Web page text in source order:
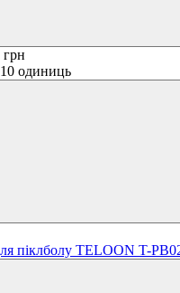
грн
10 одиниць